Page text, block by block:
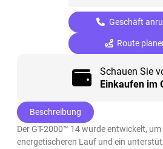
Geschäft
Route
Schauen Sie
Einkaufen im
Beschreibung
Der GT-2000™ 14 wurde entwickelt, um
energetischeren Lauf und ein